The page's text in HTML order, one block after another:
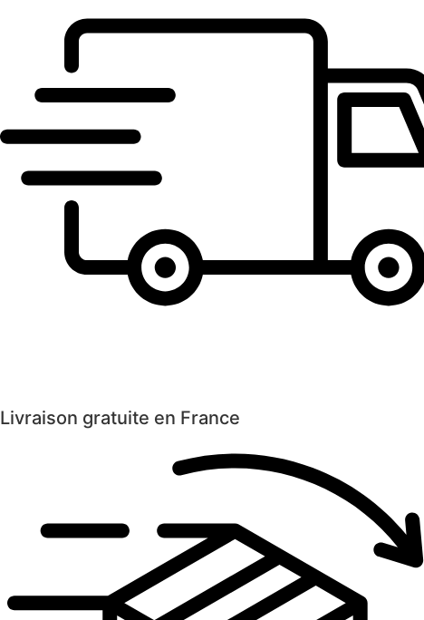
Livraison gratuite en France